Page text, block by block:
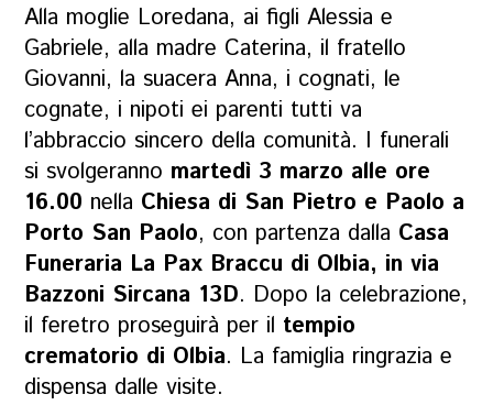
Alla moglie Loredana, ai figli Alessia e
Gabriele, alla madre Caterina, il fratello
Giovanni, la suacera Anna, i cognati, le
cognate, i nipoti ei parenti tutti va
l’abbraccio sincero della comunità. I funerali
si svolgeranno martedì 3 marzo alle ore
16.00 nella Chiesa di San Pietro e Paolo a
Porto San Paolo, con partenza dalla Casa
Funeraria La Pax Braccu di Olbia, in via
Bazzoni Sircana 13D. Dopo la celebrazione,
il feretro proseguirà per il tempio
crematorio di Olbia. La famiglia ringrazia e
dispensa dalle visite.